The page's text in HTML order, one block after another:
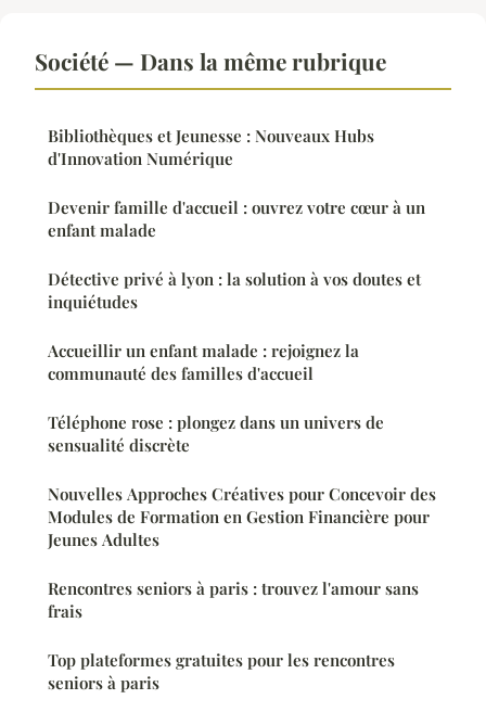
Société — Dans la même rubrique
Bibliothèques et Jeunesse : Nouveaux Hubs
d'Innovation Numérique
Devenir famille d'accueil : ouvrez votre cœur à un
enfant malade
Détective privé à lyon : la solution à vos doutes et
inquiétudes
Accueillir un enfant malade : rejoignez la
communauté des familles d'accueil
Téléphone rose : plongez dans un univers de
sensualité discrète
Nouvelles Approches Créatives pour Concevoir des
Modules de Formation en Gestion Financière pour
Jeunes Adultes
Rencontres seniors à paris : trouvez l'amour sans
frais
Top plateformes gratuites pour les rencontres
seniors à paris